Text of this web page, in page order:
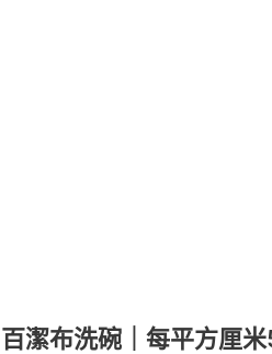
百潔布洗碗｜每平方厘